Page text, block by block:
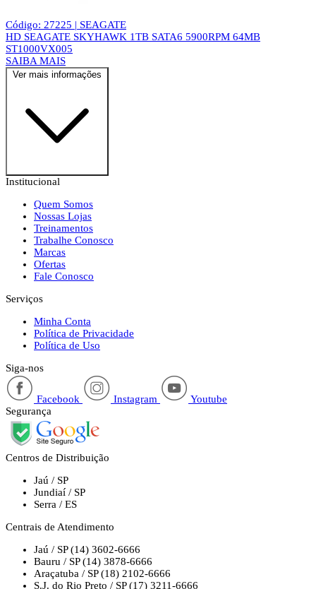
Código: 27225 | SEAGATE
HD SEAGATE SKYHAWK 1TB SATA6 5900RPM 64MB
ST1000VX005
SAIBA MAIS
Ver mais informações
Institucional
Quem Somos
Nossas Lojas
Treinamentos
Trabalhe Conosco
Marcas
Ofertas
Fale Conosco
Serviços
Minha Conta
Política de Privacidade
Política de Uso
Siga-nos
Facebook Instagram
Youtube
Segurança
Centros de Distribuição
Jaú / SP
Jundiaí / SP
Serra / ES
Centrais de Atendimento
Jaú / SP (14) 3602-6666
Bauru / SP (14) 3878-6666
Araçatuba / SP (18) 2102-6666
S.J. do Rio Preto / SP (17) 3211-6666